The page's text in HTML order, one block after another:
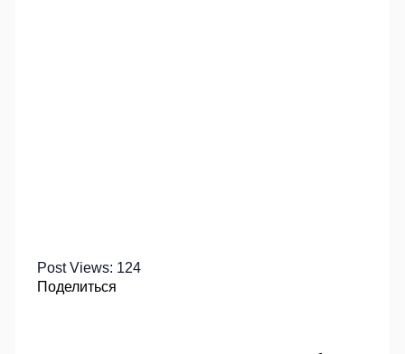
Post Views: 124
Поделиться